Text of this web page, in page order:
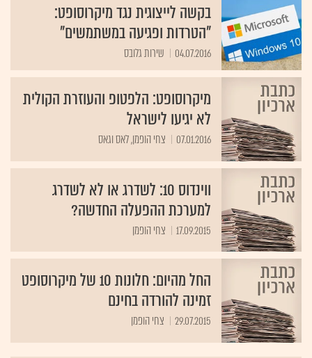
בקשה לייצוגית נגד מיקרוסופט:
"הטרדות ופגיעה במשתמשים"
04.07.2016 שירות גלובס
מיקרוסופט: הלפטופ והעוזרת הקולית
לא יגיעו לישראל
07.01.2016 צחי הופמן, לאס וגאס
ווינדוס 10: לשדרג או לא לשדרג
למערכת ההפעלה החדשה?
17.09.2015 צחי הופמן
החל מהיום: חלונות 10 של מיקרוסופט
זמינה להורדה בחינם
29.07.2015 צחי הופמן